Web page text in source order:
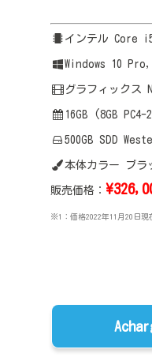
インテル Core
Windows 10
グラフィックス
16GB (8GB
500GB SDD
本体カラー ブラ
販売価格： \
※1：価格2022年11月20日現